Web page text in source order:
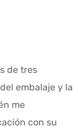
de tres
embalaje y la
me
con su